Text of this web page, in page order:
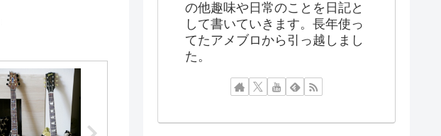
の他趣味や日常のことを日記と
して書いていきます。長年使っ
てたアメブロから引っ越しまし
た。